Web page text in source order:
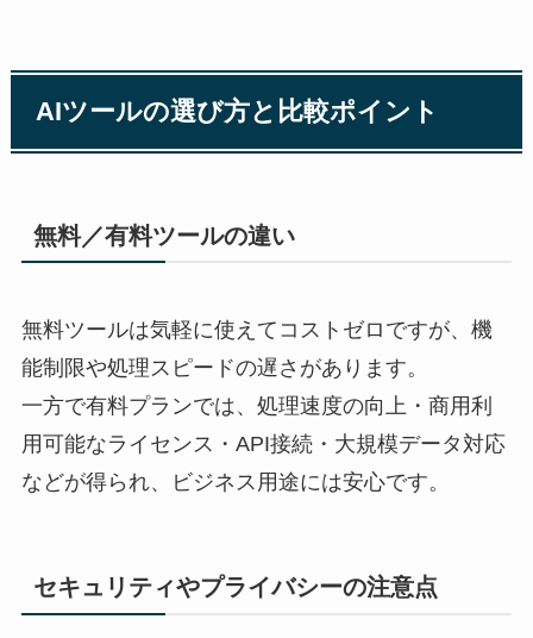
AIツールの選び方と比較ポイント
無料／有料ツールの違い
無料ツールは気軽に使えてコストゼロですが、機
能制限や処理スピードの遅さがあります。
一方で有料プランでは、処理速度の向上・商用利
用可能なライセンス・API接続・大規模データ対応
などが得られ、ビジネス用途には安心です。
セキュリティやプライバシーの注意点